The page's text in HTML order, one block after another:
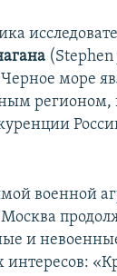
(Stephen
море
военной
и